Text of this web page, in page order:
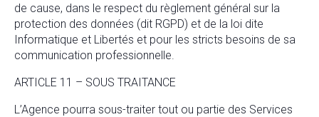
de cause, dans le respect du règlement général sur la
protection des données (dit RGPD) et de la loi dite
Informatique et Libertés et pour les stricts besoins de sa
communication professionnelle.
ARTICLE 11 – SOUS TRAITANCE
L’Agence pourra sous-traiter tout ou partie des Services